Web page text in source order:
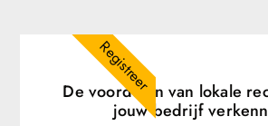
De voordelen van lokale
jouw bedrijf
Registreer